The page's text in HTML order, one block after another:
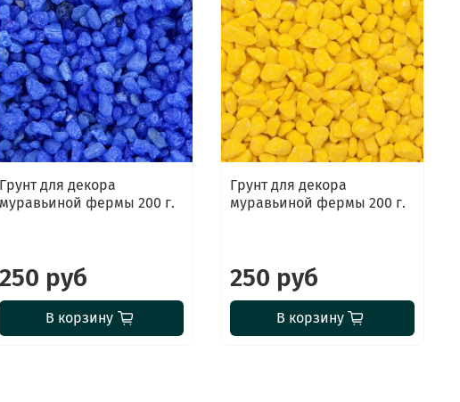
Грунт для декора
муравьиной фермы 200 г.
250 руб
В корзину
Грунт для декора
муравьиной фермы 200 г.
250 руб
В корзину